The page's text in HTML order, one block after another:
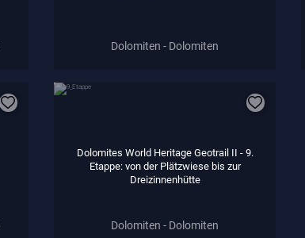
Dolomiten - Dolomiten
Dolomites World Heritage Geotrail II - 9.
Etappe: von der Plätzwiese bis zur
Dreizinnenhütte
Dolomiten - Dolomiten